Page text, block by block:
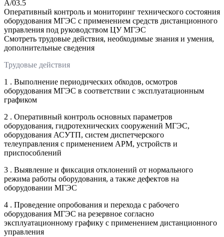
A/03.5
Оперативный контроль и мониторинг технического состояния
оборудования МГЭС с применением средств дистанционного
управления под руководством ЦУ МГЭС
Смотреть трудовые действия, необходимые знания и умения,
дополнительные сведения
Трудовые действия
1 . Выполнение периодических обходов, осмотров
оборудования МГЭС в соответствии с эксплуатационным
графиком
2 . Оперативный контроль основных параметров
оборудования, гидротехнических сооружений МГЭС,
оборудования АСУТП, систем диспетчерского
телеуправления с применением АРМ, устройств и
приспособлений
3 . Выявление и фиксация отклонений от нормального
режима работы оборудования, а также дефектов на
оборудовании МГЭС
4 . Проведение опробования и перехода с рабочего
оборудования МГЭС на резервное согласно
эксплуатационному графику с применением дистанционного
управления